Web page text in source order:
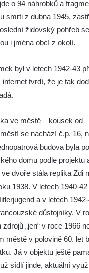
Chodová Planá
Údlice (Eidlitz)
Chomutov (Komotau)
Poutnov (Pauten)
Bečov nad Teplou
Most – Souš (Brüx)
Podbořanský Rohozec
Teutschenrust)
Drahonice (Drahenz)
Rabštejn nad Střelou
Schnella)
Kynšperk nad Ohří
Eger)
Bezdružice (Weseritz)
v České Lípě
o 94 náhrobků a
smrti z dubna 1945,
židovský pohřeb
i jména obcí z okolí.
byl v letech 1942-43
tvrdí, že je tak
ve městě – kousek od
se nachází č.p. 16,
budova byla
domu podle projektu
dvoře stála replika Zdi
1938. V letech 1940-
a v letech
důstojníky. V
„jen“ v roce 1966
městě v polovině 60. let
Já v objektu ještě
sídlí jinde, aktuální